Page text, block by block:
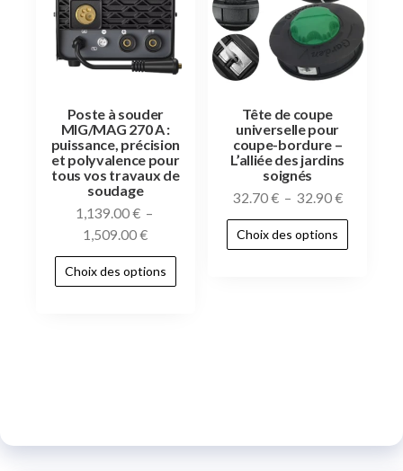
Poste à souder
MIG/MAG 270 A :
puissance, précision
et polyvalence pour
tous vos travaux de
soudage
1,139.00€ –
1,509.00€
Choix des options
Tête de coupe
universelle pour
coupe-bordure –
L’alliée des jardins
soignés
32.70€ – 32.90€
Choix des options